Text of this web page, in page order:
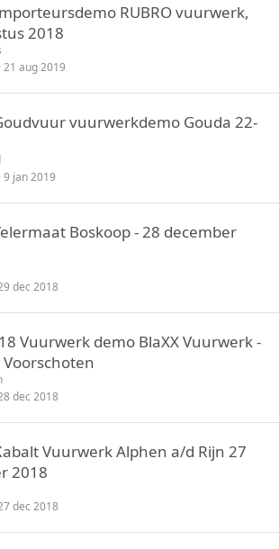
RUBRO vuurwerk,
2018
21 aug 2019
vuurwerkdemo Gouda 22-
9 jan 2019
Boskoop - 28 december
dec 2018
Vuurwerk demo BlaXX Vuurwerk -
dec 2018
Vuurwerk Alphen a/d Rijn 27
2018
dec 2018